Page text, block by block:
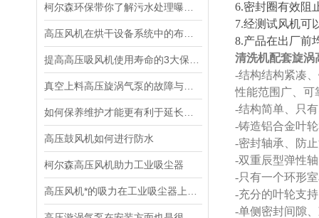
高压鼓风机如何进行防水
柯尔森高压风机助力工业吸尘器
6.密封圈有效阻
7.经测试风机可
8.产品在出厂前
清洗机配套旋涡
-结构结构紧凑
性能范围广、可
-结构简单、只
-铸造铝合金叶
-密封轴承、防
-双重辰型弹性
-只有一个环形
-充分的叶轮支
-单侧密封间隙